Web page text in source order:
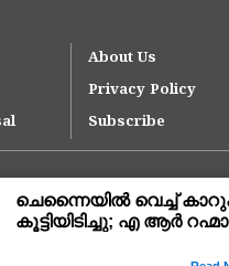
About Us
Privacy Policy
Subscribe
നീറ്റ് പരീക്ഷാ
പരിശീലനത്തിനിടെ മരിച്ച